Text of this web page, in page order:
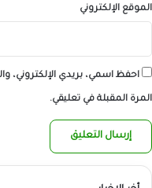
الموقع الإلكتروني
احفظ اسمي، بريدي الإلكتروني،
المرة المقبلة في تعليقي.